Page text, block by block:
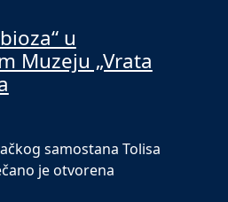
u
Muzeju „Vrata
samostana Tolisa
je otvorena